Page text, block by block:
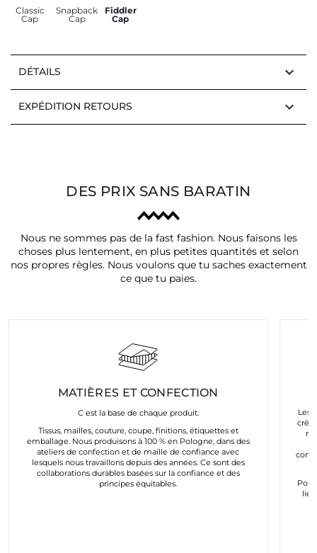
Classic
Cap
Snapback
Cap
Fiddler
Cap
DÉTAILS keyboard_arrow_down
EXPÉDITION RETOURS keyboard_arrow_down
DES PRIX SANS BARATIN
Nous ne sommes pas de la fast fashion. Nous faisons les
choses plus lentement, en plus petites quantités et selon
nos propres règles. Nous voulons que tu saches exactement
ce que tu paies.
MATIÈRES ET CONFECTION
C est la base de chaque produit.
Tissus, mailles, couture, coupe, finitions, étiquettes et
emballage. Nous produisons à 100 % en Pologne, dans des
ateliers de confection et de maille de confiance avec
lesquels nous travaillons depuis des années. Ce sont des
collaborations durables basées sur la confiance et des
principes équitables.
Les